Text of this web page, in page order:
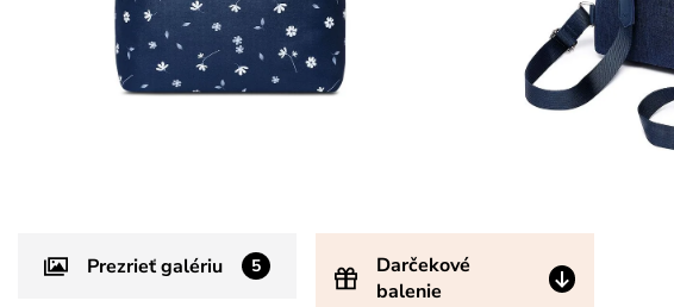
Prezrieť galériu 5
Darčekové
balenie